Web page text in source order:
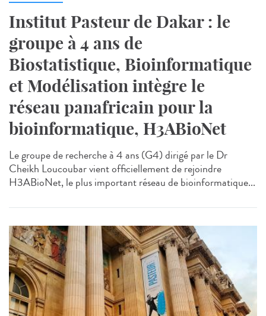
Institut Pasteur de Dakar : le
groupe à 4 ans de
Biostatistique, Bioinformatique
et Modélisation intègre le
réseau panafricain pour la
bioinformatique, H3ABioNet
Le groupe de recherche à 4 ans (G4) dirigé par le Dr
Cheikh Loucoubar vient officiellement de rejoindre
H3ABioNet, le plus important réseau de bioinformatique...